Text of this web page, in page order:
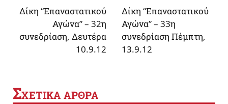
Δίκη “Επαναστατικού
Αγώνα” – 32η
συνεδρίαση, Δευτέρα
10.9.12
Δίκη “Επαναστατικού
Αγώνα” – 33η
συνεδρίαση Πέμπτη,
13.9.12
ΣΧΕΤΙΚΑ ΑΡΘΡΑ